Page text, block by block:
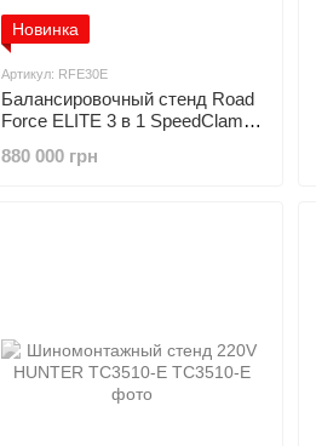
Новинка
Артикул: RFE30E
Балансировочный стенд Road
Force ELITE 3 в 1 SpeedClamp,
880 000 грн